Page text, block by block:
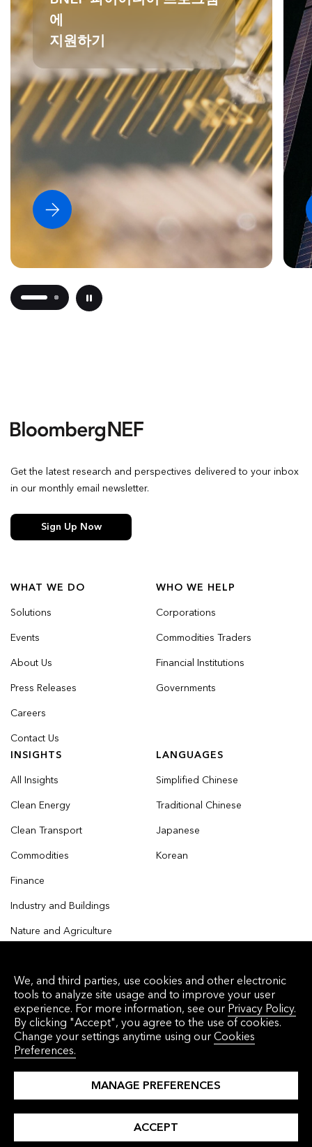
에
지원하기
WHAT WE DO
Solutions
Events
About Us
Press Releases
Careers
Contact Us
WHO WE HELP
Corporations
Commodities Traders
Financial Institutions
Governments
INSIGHTS
All Insights
Clean Energy
Clean Transport
Commodities
Finance
Industry and Buildings
Nature and Agriculture
LANGUAGES
Simplified Chinese
Traditional Chinese
Japanese
Korean
Get the latest research and perspectives delivered to your inbox
in our monthly email newsletter.
Sign Up Now
© 2026 Bloomberg Finance L.P. All rights reserved.
Privacy Policy Terms of Service Disclaimer
Cookie Preferences
We, and third parties, use cookies and other electronic
tools to analyze site usage and to improve your user
experience. For more information, see our Privacy Policy.
By clicking "Accept", you agree to the use of cookies.
Change your settings anytime using ourCookies
Preferences.
MANAGE PREFERENCES
ACCEPT